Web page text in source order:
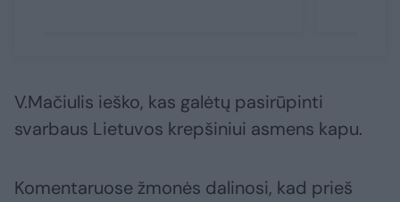
V.Mačiulis ieško, kas galėtų pasirūpinti
svarbaus Lietuvos krepšiniui asmens kapu.
Komentaruose žmonės dalinosi, kad prieš